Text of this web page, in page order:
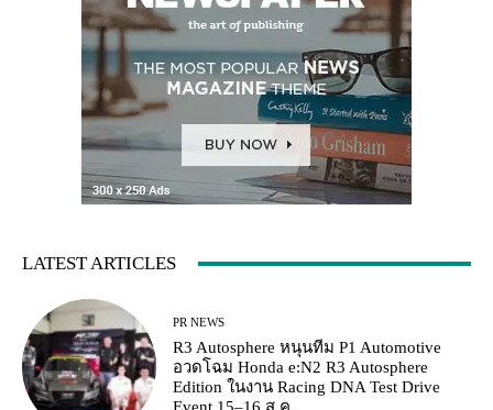
LATEST ARTICLES
PR NEWS
R3 Autosphere หนุนทีม P1 Automotive
อวดโฉม Honda e:N2 R3 Autosphere
Edition ในงาน Racing DNA Test Drive